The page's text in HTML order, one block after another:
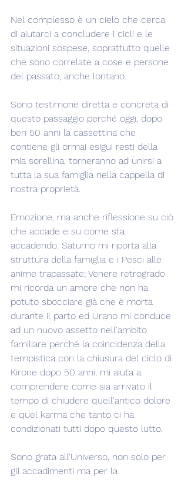
Nel complesso è un cielo che cerca
di aiutarci a concludere i cicli e le
situazioni sospese, soprattutto quelle
che sono correlate a cose e persone
del passato, anche lontano.
Sono testimone diretta e concreta di
questo passaggio perché oggi, dopo
ben 50 anni la cassettina che
contiene gli ormai esigui resti della
mia sorellina, torneranno ad unirsi a
tutta la sua famiglia nella cappella di
nostra proprietà.
Emozione, ma anche riflessione su ciò
che accade e su come sta
accadendo. Saturno mi riporta alla
struttura della famiglia e i Pesci alle
anime trapassate; Venere retrogrado
mi ricorda un amore che non ha
potuto sbocciare già che è morta
durante il parto ed Urano mi conduce
ad un nuovo assetto nell'ambito
familiare perché la coincidenza della
tempistica con la chiusura del ciclo di
Kirone dopo 50 anni, mi aiuta a
comprendere come sia arrivato il
tempo di chiudere quell'antico dolore
e quel karma che tanto ci ha
condizionati tutti dopo questo lutto.
Sono grata all'Universo, non solo per
gli accadimenti ma per la